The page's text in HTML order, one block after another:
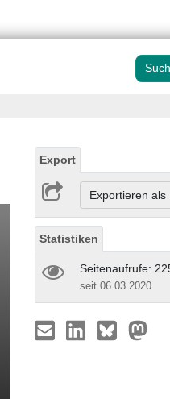
Export
Exportieren
Statistiken
Seitenaufrufe:
seit 06.03.2020